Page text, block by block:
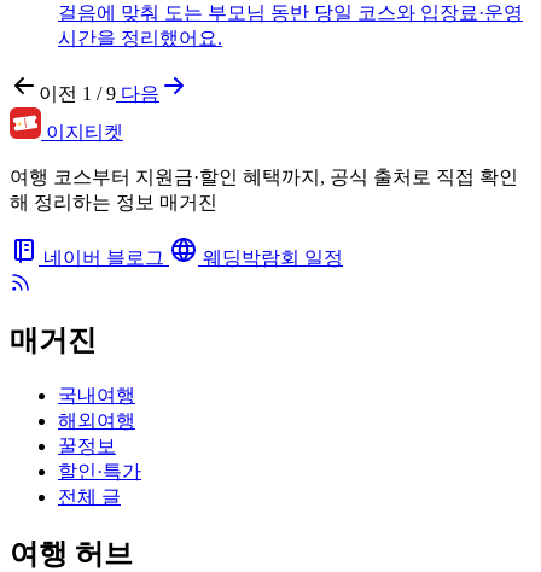
걸음에 맞춰 도는 부모님 동반 당일 코스와 입장료·운영
시간을 정리했어요.
이전 1 / 9 다음
이지티켓
여행 코스부터 지원금·할인 혜택까지, 공식 출처로 직접 확인
해 정리하는 정보 매거진
네이버 블로그 웨딩박람회 일정
매거진
국내여행
해외여행
꿀정보
할인·특가
전체 글
여행 허브